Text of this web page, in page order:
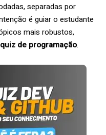
separadas por
é guiar o estudante
mais robustos,
quiz de programação.